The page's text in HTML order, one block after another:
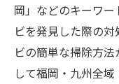
岡」などのキーワ
ビを発見した際の
ビの簡単な掃除方
して福岡・九州全